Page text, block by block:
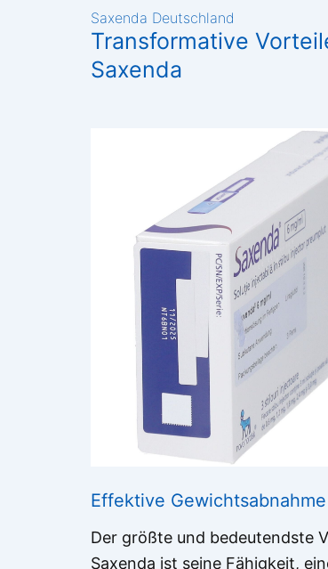
Saxenda Deutschland
Transformative
Saxenda
Effektive Gewichtsabnahme
Der größte und bedeutendste
Saxenda ist seine Fähigkeit,